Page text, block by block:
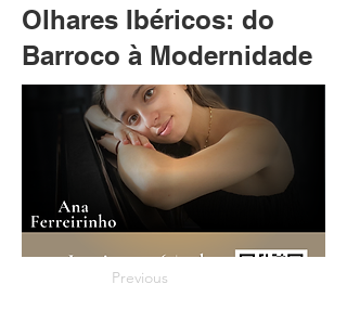
Olhares Ibéricos: do
Barroco à Modernidade
Previous